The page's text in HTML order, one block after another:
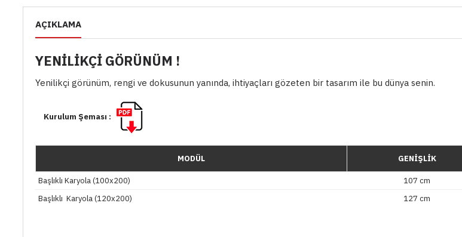
AÇIKLAMA
YENİLİKÇİ GÖRÜNÜM !
Yenilikçi görünüm, rengi ve dokusunun yanında, ihtiyaçları gözeten bir tasarım ile bu dünya senin.
Kurulum Şeması :
MODÜL GENİŞLİK
Başlıklı Karyola (100x200) 107 cm
Başlıklı Karyola (120x200)
127 cm